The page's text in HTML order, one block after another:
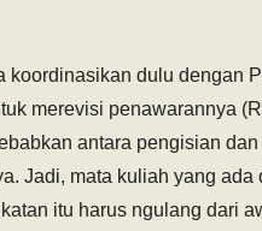
koordinasikan dulu dengan
merevisi penawarannya
antara pengisian
Jadi, mata kuliah yang
itu harus ngulang dari